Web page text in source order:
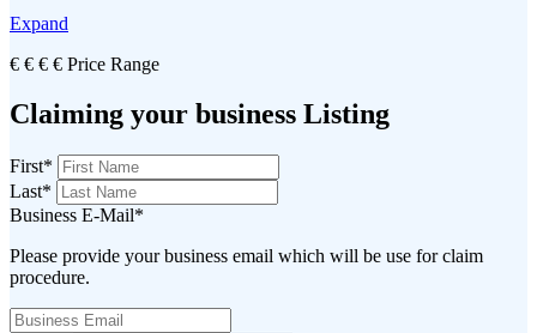
Expand
€ € € € Price Range
Claiming your business Listing
First*
Last*
Business E-Mail*
Please provide your business email which will be use for claim
procedure.